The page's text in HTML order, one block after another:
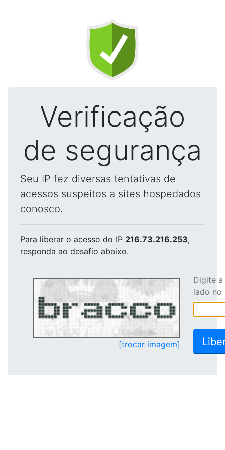
Verificação
de segurança
Seu IP fez diversas tentativas de
acessos suspeitos a sites hospedados
conosco.
Para liberar o acesso do IP 216.73.216.253,
responda ao desafio abaixo.
[trocar imagem]
Digite
lado no